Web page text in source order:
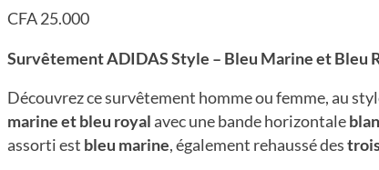
CFA25.000
Survêtement ADIDAS Style – Bleu Marine et Bleu
Découvrez ce survêtement homme ou femme, au
marine et bleu royal avec une bande horizontale
assorti est bleu marine, également rehaussé des